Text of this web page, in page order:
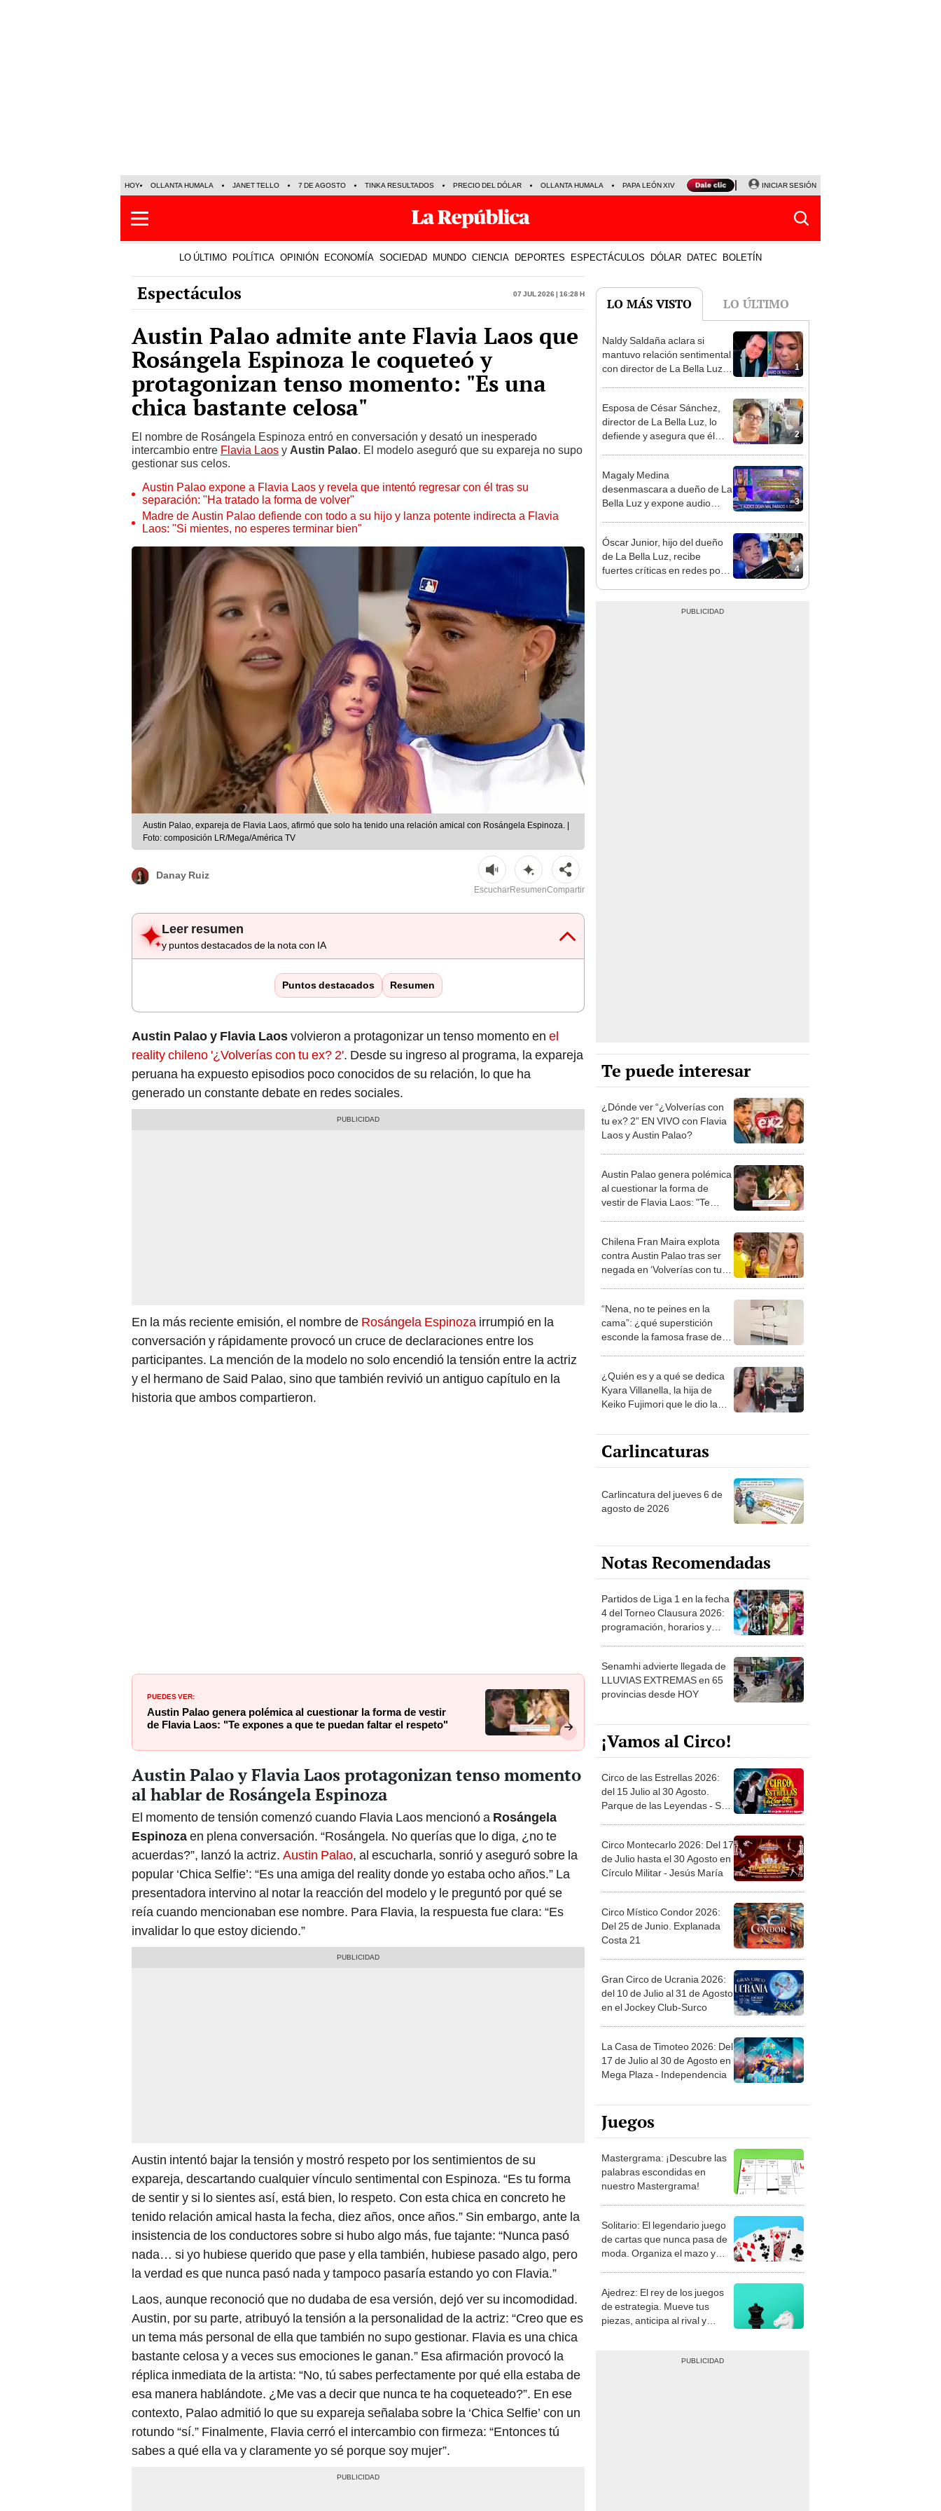
HOY OLLANTA HUMALA JANET TELLO 7 DE AGOSTO TINKA RESULTADOS PRECIO DEL DÓLAR OLLANTA HUMALA PAPA LEÓN XIV NALDY SALDAÑA LA BELLA LUZ
INICIAR SESIÓN
LO ÚLTIMO POLÍTICA OPINIÓN ECONOMÍA SOCIEDAD MUNDO CIENCIA DEPORTES ESPECTÁCULOS DÓLAR DATEC BOLETÍN
Espectáculos 07 Jul 2026 | 16:28 h
Austin Palao admite ante Flavia Laos que
Rosángela Espinoza le coqueteó y
protagonizan tenso momento: "Es una
chica bastante celosa"
El nombre de Rosángela Espinoza entró en conversación y desató un inesperado
intercambio entre Flavia Laos y Austin Palao. El modelo aseguró que su expareja no supo
gestionar sus celos.
Austin Palao expone a Flavia Laos y revela que intentó regresar con él tras su
separación: "Ha tratado la forma de volver"
Madre de Austin Palao defiende con todo a su hijo y lanza potente indirecta a Flavia
Laos: "Si mientes, no esperes terminar bien"
Austin Palao, expareja de Flavia Laos, afirmó que solo ha tenido una relación amical con Rosángela Espinoza. |
Foto: composición LR/Mega/América TV
Danay Ruiz
EscucharResumenCompartir
Leer resumen
y puntos destacados de la nota con IA
Puntos destacados Resumen
Austin Palao y Flavia Laosvolvieron a protagonizar un tenso momento en el
reality chileno '¿Volverías con tu ex? 2'. Desde su ingreso al programa, la expareja
peruana ha expuesto episodios poco conocidos de su relación, lo que ha
generado un constante debate en redes sociales.
En la más reciente emisión, el nombre de Rosángela Espinoza irrumpió en la
conversación y rápidamente provocó un cruce de declaraciones entre los
participantes. La mención de la modelo no solo encendió la tensión entre la actriz
y el hermano de Said Palao, sino que también revivió un antiguo capítulo en la
historia que ambos compartieron.
PUEDES VER:
Austin Palao genera polémica al cuestionar la forma de vestir
de Flavia Laos: "Te expones a que te puedan faltar el respeto"
Austin Palao y Flavia Laos protagonizan tenso momento
al hablar de Rosángela Espinoza
El momento de tensión comenzó cuando Flavia Laos mencionó a Rosángela
Espinozaen plena conversación. “Rosángela. No querías que lo diga, ¿no te
acuerdas?”, lanzó la actriz. Austin Palao, al escucharla, sonrió y aseguró sobre la
popular ‘Chica Selfie’: “Es una amiga del reality donde yo estaba ocho años.” La
presentadora intervino al notar la reacción del modelo y le preguntó por qué se
reía cuando mencionaban ese nombre. Para Flavia, la respuesta fue clara: “Es
invalidar lo que estoy diciendo.”
Austin intentó bajar la tensión y mostró respeto por los sentimientos de su
expareja, descartando cualquier vínculo sentimental con Espinoza. “Es tu forma
de sentir y si lo sientes así, está bien, lo respeto. Con esta chica en concreto he
tenido relación amical hasta la fecha, diez años, once años.” Sin embargo, ante la
insistencia de los conductores sobre si hubo algo más, fue tajante: “Nunca pasó
nada… si yo hubiese querido que pase y ella también, hubiese pasado algo, pero
la verdad es que nunca pasó nada y tampoco pasaría estando yo con Flavia.”
Laos, aunque reconoció que no dudaba de esa versión, dejó ver su incomodidad.
Austin, por su parte, atribuyó la tensión a la personalidad de la actriz: “Creo que es
un tema más personal de ella que también no supo gestionar. Flavia es una chica
bastante celosa y a veces sus emociones le ganan.” Esa afirmación provocó la
réplica inmediata de la artista: “No, tú sabes perfectamente por qué ella estaba de
esa manera hablándote. ¿Me vas a decir que nunca te ha coqueteado?”. En ese
contexto, Palao admitió lo que su expareja señalaba sobre la ‘Chica Selfie’ con un
rotundo “sí.” Finalmente, Flavia cerró el intercambio con firmeza: “Entonces tú
sabes a qué ella va y claramente yo sé porque soy mujer”.
LO MÁS VISTO LO ÚLTIMO
1
Naldy Saldaña aclara si
mantuvo relación sentimental
con director de La Bella Luz
bajo”
2
Esposa de César Sánchez,
director de La Bella Luz, lo
defiende y asegura que él
dos años"
3
Magaly Medina
desenmascara a dueño de La
Bella Luz y expone audio
Sánchez
4
Óscar Junior, hijo del dueño
de La Bella Luz, recibe
fuertes críticas en redes por
Te puede interesar
¿Dónde ver “¿Volverías con
tu ex? 2” EN VIVO con Flavia
Laos y Austin Palao?
Austin Palao genera polémica
al cuestionar la forma de
vestir de Flavia Laos: "Te
Chilena Fran Maira explota
contra Austin Palao tras ser
negada en ‘Volverías con tu
“Nena, no te peines en la
cama”: ¿qué superstición
esconde la famosa frase de
¿Quién es y a qué se dedica
Kyara Villanella, la hija de
Keiko Fujimori que le dio la
Carlincaturas
Carlincatura del jueves 6 de
agosto de 2026
Notas Recomendadas
Partidos de Liga 1 en la fecha
4 del Torneo Clausura 2026:
programación, horarios y
Senamhi advierte llegada de
LLUVIAS EXTREMAS en 65
provincias desde HOY
¡Vamos al Circo!
Circo de las Estrellas 2026:
del 15 Julio al 30 Agosto.
Parque de las Leyendas - San
Circo Montecarlo 2026: Del 17
de Julio hasta el 30 Agosto en
Círculo Militar - Jesús María
Circo Místico Condor 2026:
Del 25 de Junio. Explanada
Costa 21
Gran Circo de Ucrania 2026:
del 10 de Julio al 31 de Agosto
en el Jockey Club-Surco
La Casa de Timoteo 2026: Del
17 de Julio al 30 de Agosto en
Mega Plaza - Independencia
Juegos
Mastergrama: ¡Descubre las
palabras escondidas en
nuestro Mastergrama!
Solitario: El legendario juego
de cartas que nunca pasa de
moda. Organiza el mazo y
Ajedrez: El rey de los juegos
de estrategia. Mueve tus
piezas, anticipa al rival y